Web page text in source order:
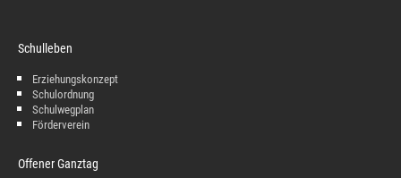
Schulleben
Erziehungskonzept
Schulordnung
Schulwegplan
Förderverein
Offener Ganztag